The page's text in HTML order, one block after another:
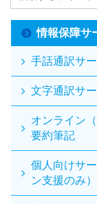
情報保障サ
手話通訳サ
文字通訳サ
オンライン
要約筆記
個人向けサ
ン支援のみ）